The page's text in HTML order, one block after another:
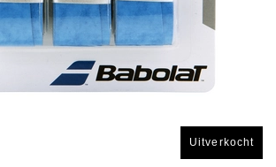
Uitverkocht